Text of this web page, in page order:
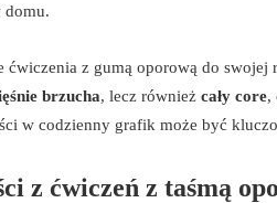
domu.
ćwiczenia z gumą oporową do
brzucha, lecz również cały core,
w codzienny grafik może być
z ćwiczeń z taśmą